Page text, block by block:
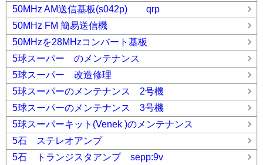
50MHz AM送信基板(s042p) qrp
50MHz FM 簡易送信機
50MHzを28MHzコンバート基板
5球スーパー のメンテナンス
5球スーパー 改造修理
5球スーパーのメンテナンス 2号機
5球スーパーのメンテナンス 3号機
5球スーパーキット(Venek )のメンテナンス
5石 ステレオアンプ
5石 トランジスタアンプ sepp:9v